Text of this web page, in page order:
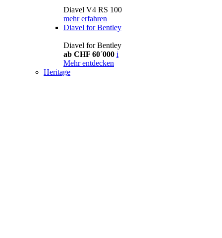
Diavel V4 RS 100
mehr erfahren
Diavel for Bentley
Diavel for Bentley
ab CHF 60´000 i
Mehr entdecken
Heritage